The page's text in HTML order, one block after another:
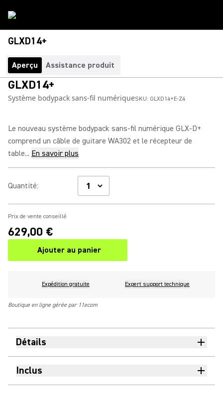
GLXD14+
Aperçu Assistance produit
GLXD14+
Système bodypack sans-fil numériqueSKU: GLXD14+E-Z4
Le nouveau système bodypack sans-fil numérique GLX-D+
comprend un câble de guitare WA302 et le récepteur de
table... En savoir plus
Quantité:
Prix de vente conseillé
629,00 €
Ajouter au panier
Expédition gratuite Expert support technique
Boutique en ligne gérée par 11ecom
Détails
Inclus